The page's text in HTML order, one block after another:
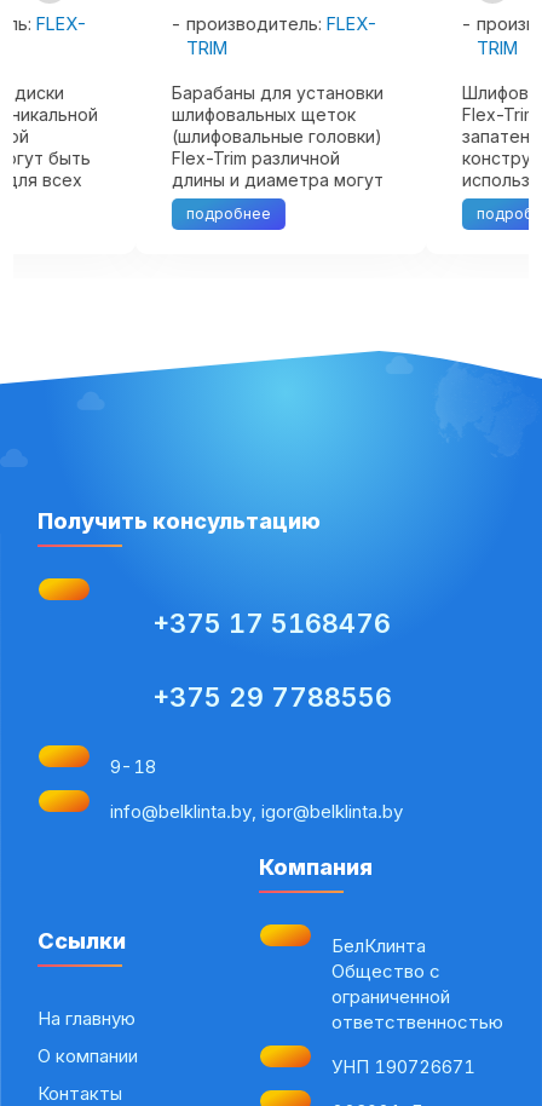
производитель:FLEX-
Барабаны для установки
шлифовальных щеток
(шлифовальные головки)
Flex-Trim различной
длины и диаметра могут
быть приспособлены к
производитель:
Шлифовальные диски
Flex-Trim KOP
запатентованной
конструкции могут
использованы для
видов шлифования.
наклона
Получить консультацию
+375 17 5168476
+375 29 7788556
9-18
info@belklinta.by, igor@belklinta.by
Ссылки
На главную
О компании
Контакты
Компания
БелКлинта
Общество с
ограниченной
ответственностью
УНП 190726671